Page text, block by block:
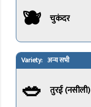
🫐 चुकंदर
अन्य सभी
🥗 तुरई (नसीली)